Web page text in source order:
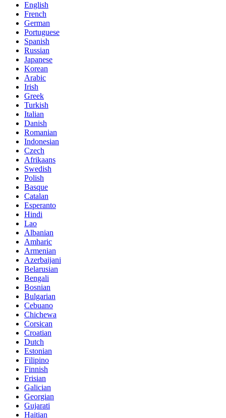
English
French
German
Portuguese
Spanish
Russian
Japanese
Korean
Arabic
Irish
Greek
Turkish
Italian
Danish
Romanian
Indonesian
Czech
Afrikaans
Swedish
Polish
Basque
Catalan
Esperanto
Hindi
Lao
Albanian
Amharic
Armenian
Azerbaijani
Belarusian
Bengali
Bosnian
Bulgarian
Cebuano
Chichewa
Corsican
Croatian
Dutch
Estonian
Filipino
Finnish
Frisian
Galician
Georgian
Gujarati
Haitian